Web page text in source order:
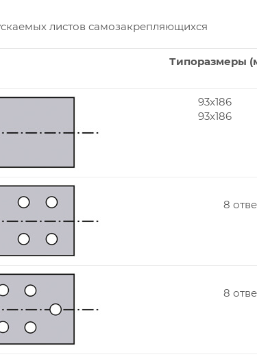
листов самозакрепляющихся
Типоразмеры
93x186
93x186
8
8